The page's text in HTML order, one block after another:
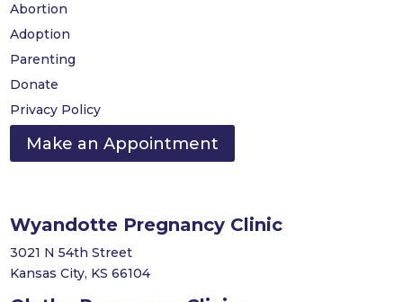
Abortion
Adoption
Parenting
Donate
Privacy Policy
Make an Appointment
Wyandotte Pregnancy Clinic
3021 N 54th Street
Kansas City, KS 66104